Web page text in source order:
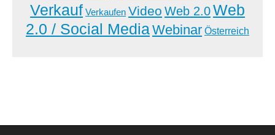
Verkauf Verkaufen Video Web 2.0Web
2.0 / Social MediaWebinar Österreich